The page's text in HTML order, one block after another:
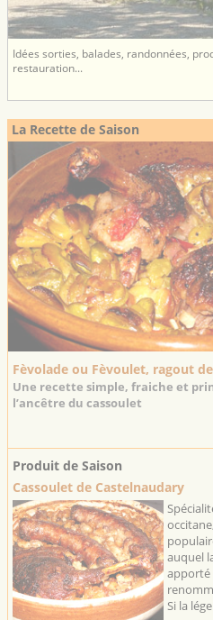
Idées sorties, balades, randonnées,
restauration...
La Recette de Saison
Fèvolade ou Fèvoulet, ragout
Une recette simple, fraiche et
l’ancêtre du cassoulet
Produit de Saison
Cassoulet de Castelnaudary
auquel
apporté
Si la